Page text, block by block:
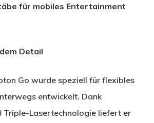
für mobiles Entertainment
Detail
Go wurde speziell für flexibles
entwickelt. Dank
Triple-Lasertechnologie liefert er